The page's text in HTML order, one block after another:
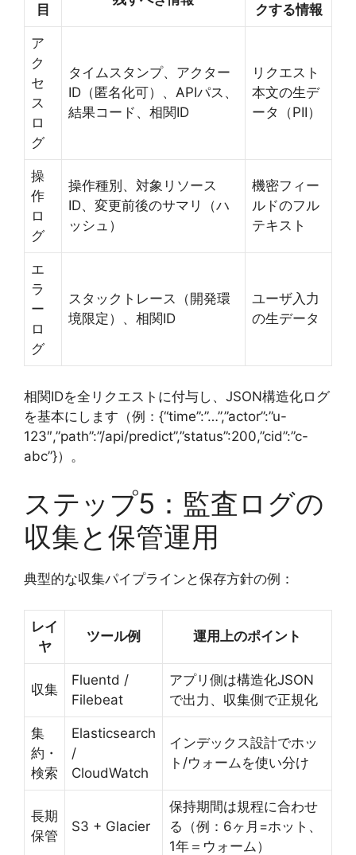
目
クする情報
ア
ク
セ
ス
ロ
グ
タイムスタンプ、アクター
ID（匿名化可）、APIパス、
結果コード、相関ID
リクエスト
本文の生デ
ータ（PII）
操
作
ロ
グ
操作種別、対象リソース
ID、変更前後のサマリ（ハ
ッシュ）
機密フィー
ルドのフル
テキスト
エ
ラ
ー
ロ
グ
スタックトレース（開発環
境限定）、相関ID
ユーザ入力
の生データ
相関IDを全リクエストに付与し、JSON構造化ログ
を基本にします（例：{“time”:”…”,”actor”:”u-
123″,”path”:”/api/predict”,”status”:200,”cid”:”c-
abc”}）。
ステップ5：監査ログの
収集と保管運用
典型的な収集パイプラインと保存方針の例：
レイ
ヤ
ツール例 運用上のポイント
収集
Fluentd /
Filebeat
アプリ側は構造化JSON
で出力、収集側で正規化
集
約・
検索
Elasticsearch
/
CloudWatch
インデックス設計でホッ
ト/ウォームを使い分け
長期
保管
S3 + Glacier
保持期間は規程に合わせ
る（例：6ヶ月=ホット、
1年＝ウォーム）